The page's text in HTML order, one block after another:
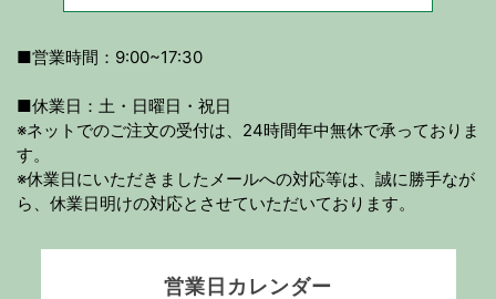
■営業時間：9:00~17:30
■休業日：土・日曜日・祝日
※ネットでのご注文の受付は、24時間年中無休で承っておりま
す。
※休業日にいただきましたメールへの対応等は、誠に勝手なが
ら、休業日明けの対応とさせていただいております。
営業日カレンダー